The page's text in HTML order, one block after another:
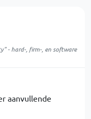
- hard-, firm-, en software
aanvullende